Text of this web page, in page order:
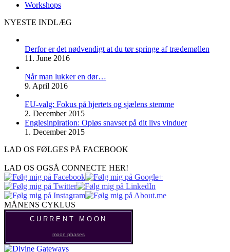
Workshops
NYESTE INDLÆG
Derfor er det nødvendigt at du tør springe af trædemøllen
11. June 2016
Når man lukker en dør…
9. April 2016
EU-valg: Fokus på hjertets og sjælens stemme
2. December 2015
Englesinpiration: Opløs snavset på dit livs vinduer
1. December 2015
LAD OS FØLGES PÅ FACEBOOK
LAD OS OGSÅ CONNECTE HER!
MÅNENS CYKLUS
CURRENT MOON
moon phases